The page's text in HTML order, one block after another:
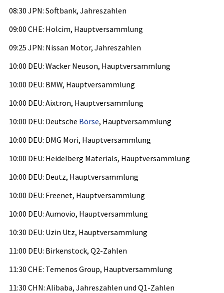
08:30 JPN: Softbank, Jahreszahlen
09:00 CHE: Holcim, Hauptversammlung
09:25 JPN: Nissan Motor, Jahreszahlen
10:00 DEU: Wacker Neuson, Hauptversammlung
10:00 DEU: BMW, Hauptversammlung
10:00 DEU: Aixtron, Hauptversammlung
10:00 DEU: Deutsche Börse, Hauptversammlung
10:00 DEU: DMG Mori, Hauptversammlung
10:00 DEU: Heidelberg Materials, Hauptversammlung
10:00 DEU: Deutz, Hauptversammlung
10:00 DEU: Freenet, Hauptversammlung
10:00 DEU: Aumovio, Hauptversammlung
10:30 DEU: Uzin Utz, Hauptversammlung
11:00 DEU: Birkenstock, Q2-Zahlen
11:30 CHE: Temenos Group, Hauptversammlung
11:30 CHN: Alibaba, Jahreszahlen und Q1-Zahlen